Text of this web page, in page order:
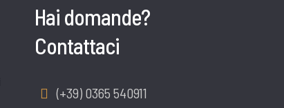
Hai domande?
Contattaci
(+39) 0365 540911